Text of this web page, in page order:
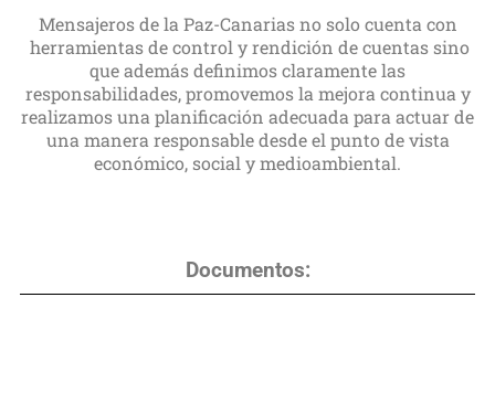
Mensajeros de la Paz-Canarias no solo cuenta con
herramientas de control y rendición de cuentas sino
que además definimos claramente las
responsabilidades, promovemos la mejora continua y
realizamos una planificación adecuada para actuar de
una manera responsable desde el punto de vista
económico, social y medioambiental.
Documentos: